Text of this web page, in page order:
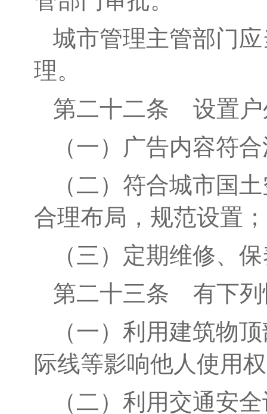
城市管理主管部门
理。
第二十二条 设置
（一） 广告内容符
（二） 符合城市国
合理布局，规范设置；
（三） 定期维修、
第二十三条 有下
（一） 利用建筑物
际线等影响他人使用
（二） 利用交通安